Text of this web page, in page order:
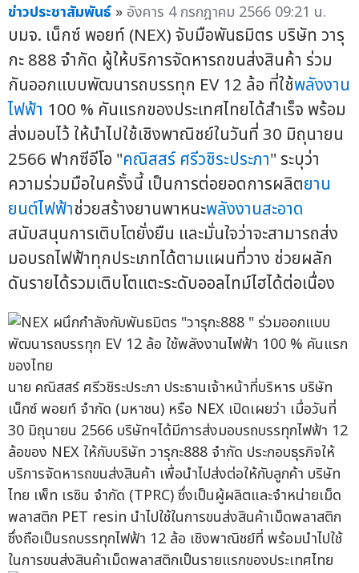
ข่าวประชาสัมพันธ์ » อังคาร 4 กรกฎาคม 2566 09:21 น.
บมจ. เน็กซ์ พอยท์ (NEX) จับมือพันธมิตร บริษัท วารุ
กะ 888 จำกัด ผู้ให้บริการจัดหารถขนส่งสินค้า ร่วม
กันออกแบบพัฒนารถบรรทุก EV 12 ล้อ ที่ใช้พลังงาน
ไฟฟ้า 100 % คันแรกของประเทศไทยได้สำเร็จ พร้อม
ส่งมอบไว้ ให้นำไปใช้เชิงพาณิชย์ในวันที่ 30 มิถุนายน
2566 ฟากซีอีโอ "คณิสสร์ ศรีวชิระประภา" ระบุว่า
ความร่วมมือในครั้งนี้ เป็นการต่อยอดการผลิตยาน
ยนต์ไฟฟ้าช่วยสร้างยานพาหนะพลังงานสะอาด
สนับสนุนการเติบโตยั่งยืน และมั่นใจว่าจะสามารถส่ง
มอบรถไฟฟ้าทุกประเภทได้ตามแผนที่วาง ช่วยผลัก
ดันรายได้รวมเติบโตแตะระดับออลไทม์ไฮได้ต่อเนื่อง
นาย คณิสสร์ ศรีวชิระประภา ประธานเจ้าหน้าที่บริหาร บริษัท
เน็กซ์ พอยท์ จำกัด (มหาชน) หรือ NEX เปิดเผยว่า เมื่อวันที่
30 มิถุนายน 2566 บริษัทฯได้มีการส่งมอบรถบรรทุกไฟฟ้า 12
ล้อของ NEX ให้กับบริษัท วารุกะ888 จำกัด ประกอบธุรกิจให้
บริการจัดหารถขนส่งสินค้า เพื่อนำไปส่งต่อให้กับลูกค้า บริษัท
ไทย เพ็ท เรซิน จำกัด (TPRC) ซึ่งเป็นผู้ผลิตและจำหน่ายเม็ด
พลาสติก PET resin นำไปใช้ในการขนส่งสินค้าเม็ดพลาสติก
ซึ่งถือเป็นรถบรรทุกไฟฟ้า 12 ล้อ เชิงพาณิชย์ที่ พร้อมนำไปใช้
ในการขนส่งสินค้าเม็ดพลาสติกเป็นรายแรกของประเทศไทย